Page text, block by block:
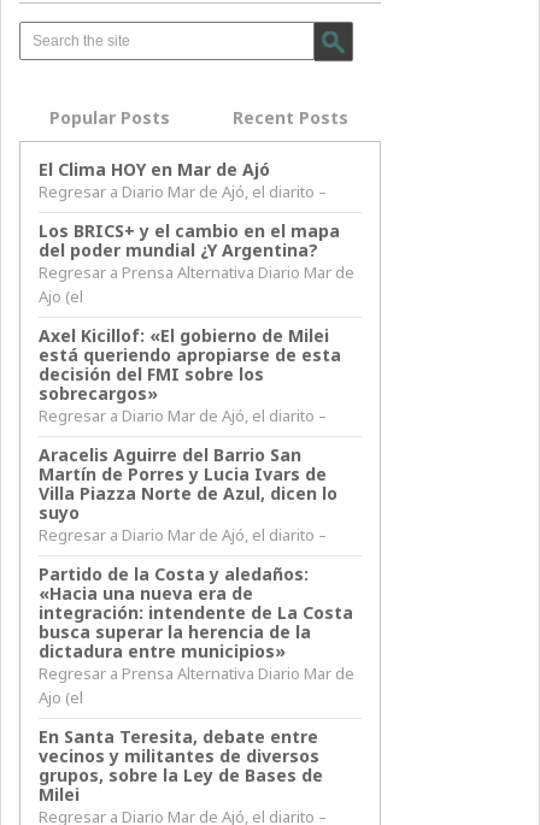
Popular Posts Recent Posts
El Clima HOY en Mar de Ajó
Regresar a Diario Mar de Ajó, el diarito –
Los BRICS+ y el cambio en el mapa
del poder mundial ¿Y Argentina?
Regresar a Prensa Alternativa Diario Mar de
Ajo (el
Axel Kicillof: «El gobierno de Milei
está queriendo apropiarse de esta
decisión del FMI sobre los
sobrecargos»
Regresar a Diario Mar de Ajó, el diarito –
Aracelis Aguirre del Barrio San
Martín de Porres y Lucia Ivars de
Villa Piazza Norte de Azul, dicen lo
suyo
Regresar a Diario Mar de Ajó, el diarito –
Partido de la Costa y aledaños:
«Hacia una nueva era de
integración: intendente de La Costa
busca superar la herencia de la
dictadura entre municipios»
Regresar a Prensa Alternativa Diario Mar de
Ajo (el
En Santa Teresita, debate entre
vecinos y militantes de diversos
grupos, sobre la Ley de Bases de
Milei
Regresar a Diario Mar de Ajó, el diarito –